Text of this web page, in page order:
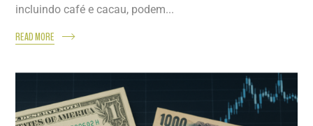
incluindo café e cacau, podem...
READ MORE